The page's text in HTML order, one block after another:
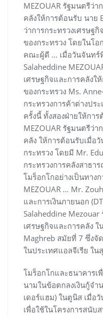
MEZOUAR รัฐมนตรีว่า
คลังให้การต้อนรับ นาย
ว่าการกระทรวงเศรษฐ
ของกระทรวง โดยในโ
คณะผู้ดี … เมื่อวันจันทร์
Salaheddine
เศรษฐกิจและการคลัง
ของกระทรวง Ms.
กระทรวงการค้าต่างปร
ครั้งนี้ ทั้งสองฝ่ายให้กา
MEZOUAR รัฐมนตรีว่า
คลัง ให้การต้อนรับเมื่
กระทรวง โดยมี Mr.
กระทรวงการคลังสาธา
โมร็อกโกอย่างเป็นทาง
MEZOUAR … Mr.
และการเงินภายนอก
Salaheddine Mezouar
เศรษฐกิจและการคลัง
Maghreb สมัยที่ 7 ซึ่ง
ในประเทศแอลจีเรีย ใ
โมร็อกโกและธนาคารเ
นามในข้อตกลงเงินกู้จ
เดอร์แฮม) ในตูนิส เมื่อ
เพื่อใช้ในโครงการสนับ